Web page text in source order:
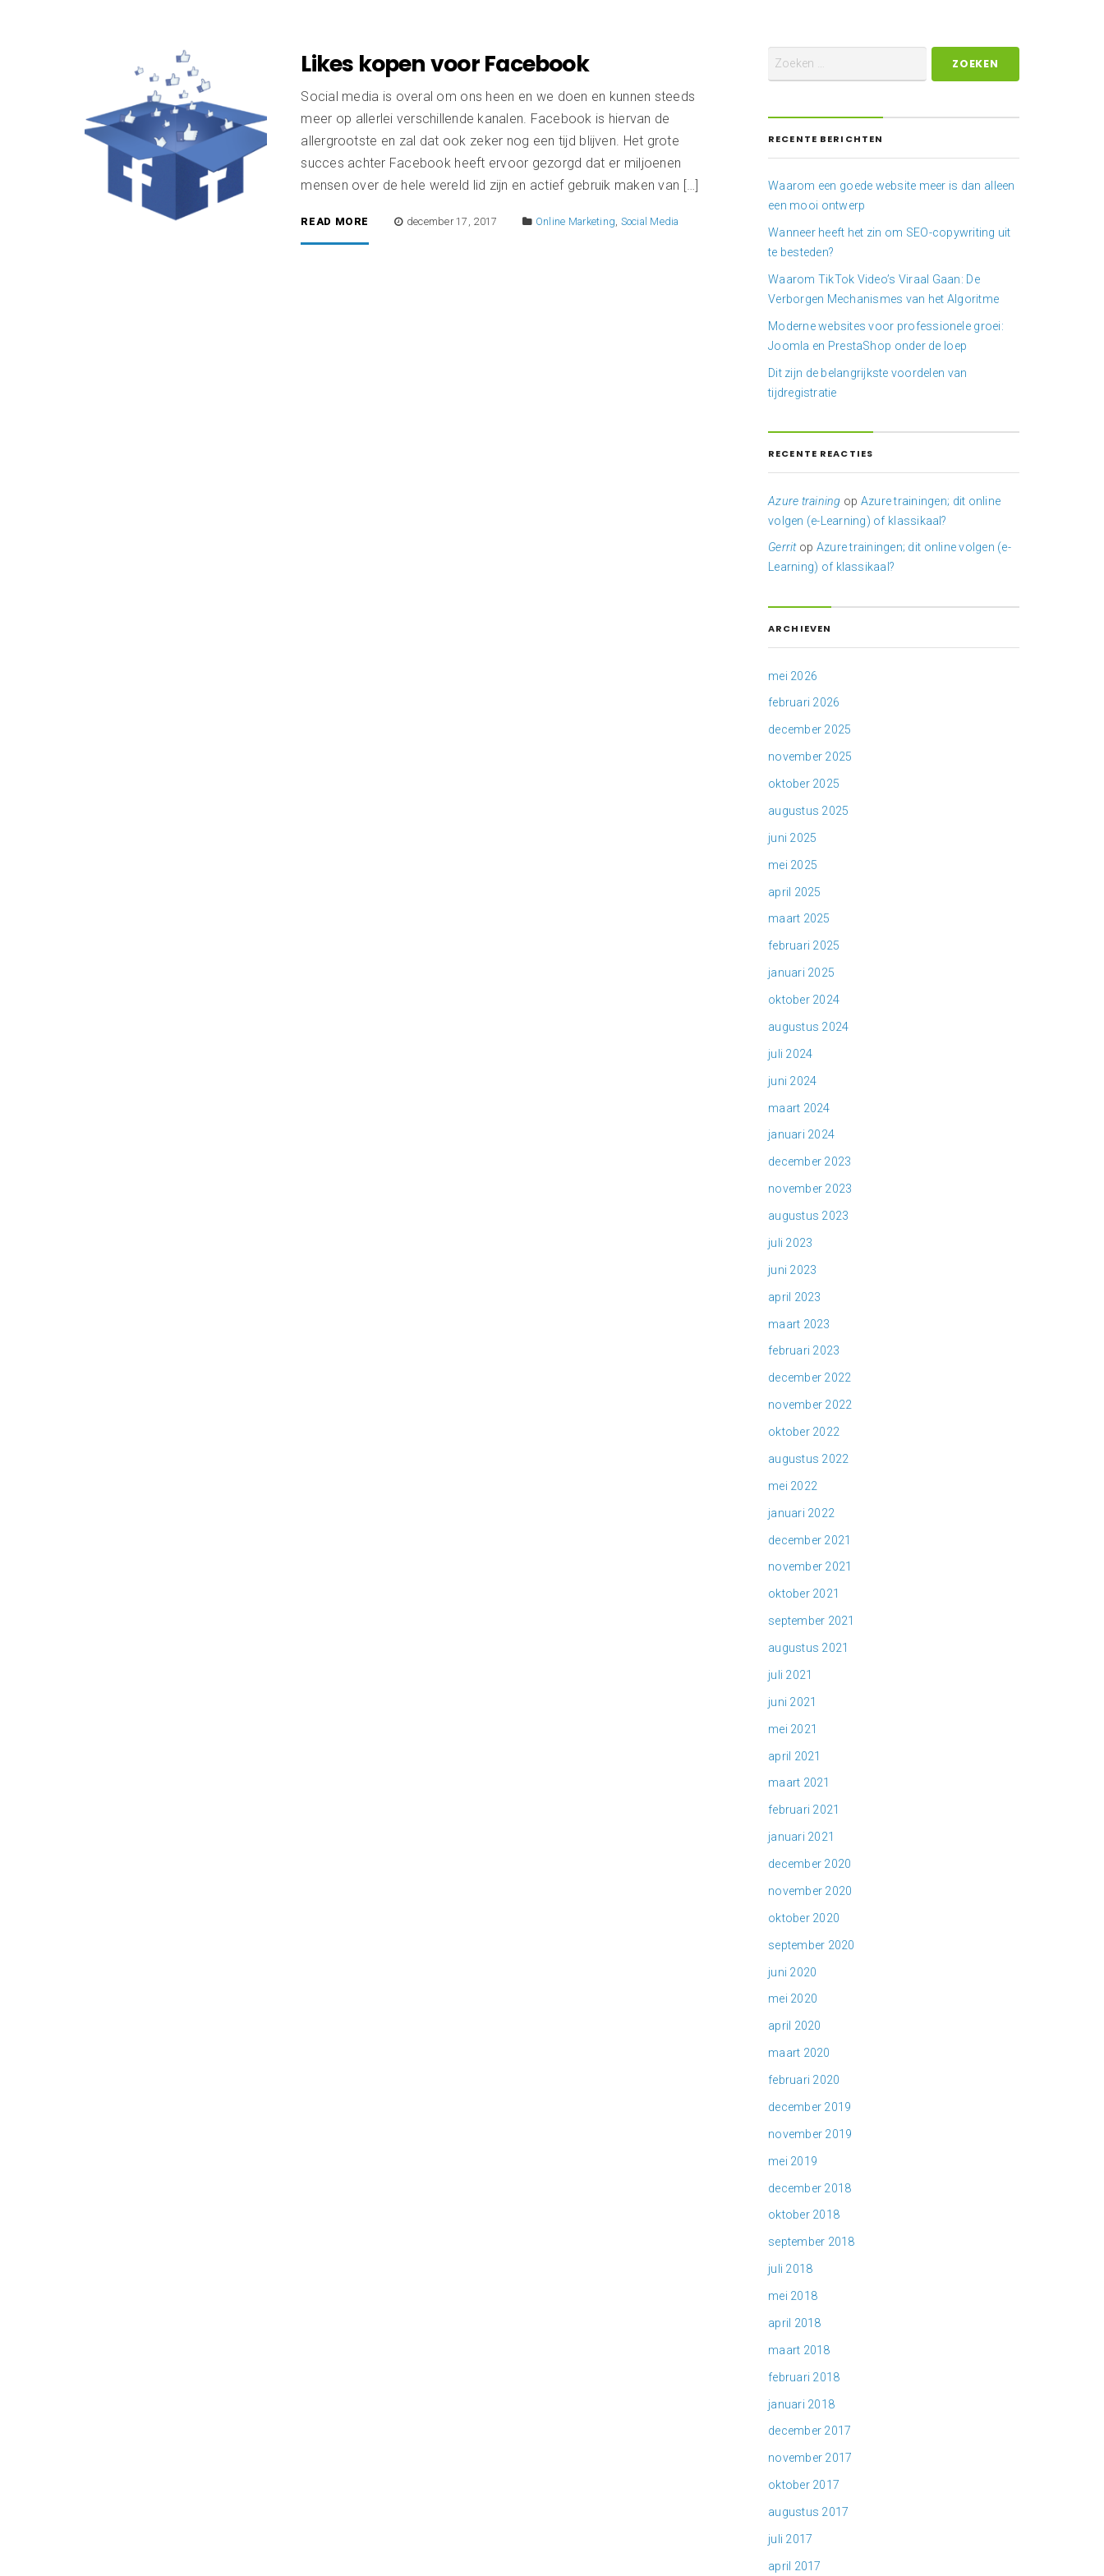
Likes kopen voor Facebook
Social media is overal om ons heen en we doen en kunnen steeds
meer op allerlei verschillende kanalen. Facebook is hiervan de
allergrootste en zal dat ook zeker nog een tijd blijven. Het grote
succes achter Facebook heeft ervoor gezorgd dat er miljoenen
mensen over de hele wereld lid zijn en actief gebruik maken van […]
READ MORE december 17, 2017 Online Marketing Social Media
RECENTE BERICHTEN
Waarom een goede website meer is dan alleen
een mooi ontwerp
Wanneer heeft het zin om SEO-copywriting uit
te besteden?
Waarom TikTok Video’s Viraal Gaan: De
Verborgen Mechanismes van het Algoritme
Moderne websites voor professionele groei:
Joomla en PrestaShop onder de loep
Dit zijn de belangrijkste voordelen van
tijdregistratie
RECENTE REACTIES
Azure training op Azure trainingen; dit online
volgen (e-Learning) of klassikaal?
Gerritop Azure trainingen; dit online volgen (e-
Learning) of klassikaal?
ARCHIEVEN
mei 2026
februari 2026
december 2025
november 2025
oktober 2025
augustus 2025
juni 2025
mei 2025
april 2025
maart 2025
februari 2025
januari 2025
oktober 2024
augustus 2024
juli 2024
juni 2024
maart 2024
januari 2024
december 2023
november 2023
augustus 2023
juli 2023
juni 2023
april 2023
maart 2023
februari 2023
december 2022
november 2022
oktober 2022
augustus 2022
mei 2022
januari 2022
december 2021
november 2021
oktober 2021
september 2021
augustus 2021
juli 2021
juni 2021
mei 2021
april 2021
maart 2021
februari 2021
januari 2021
december 2020
november 2020
oktober 2020
september 2020
juni 2020
mei 2020
april 2020
maart 2020
februari 2020
december 2019
november 2019
mei 2019
december 2018
oktober 2018
september 2018
juli 2018
mei 2018
april 2018
maart 2018
februari 2018
januari 2018
december 2017
november 2017
oktober 2017
augustus 2017
juli 2017
april 2017